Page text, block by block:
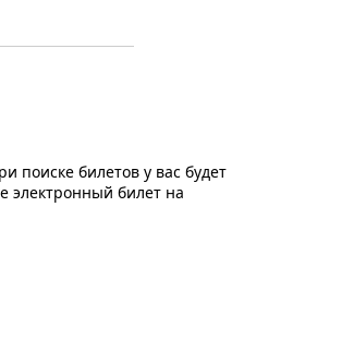
поиске билетов у вас будет
электронный билет на